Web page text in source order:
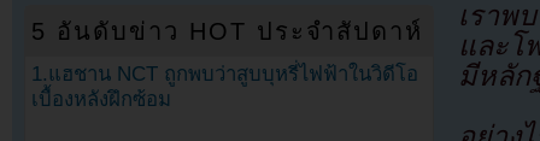
เราพ
และโ
มีหลัก
5 อันดับข่าว HOT ประจำสัปดาห์
1.แฮชาน NCT ถูกพบว่าสูบบุหรี่ไฟฟ้าในวิดีโอ
เบื้องหลังฝึกซ้อม